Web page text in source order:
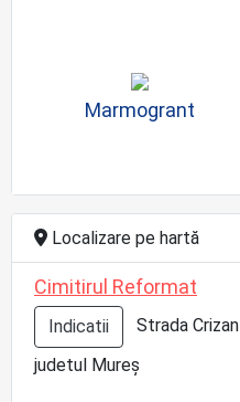
Marmogrant
Localizare pe hartă
Cimitirul Reformat
Indicatii
Strada
judetul Mureș